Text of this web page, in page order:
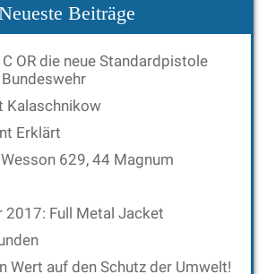
Beiträge
C OR die neue Standardpistole
Kalaschnikow
Erklärt
629, 44 Magnum
2017: Full Metal Jacket
Wert auf den Schutz der Umwelt!